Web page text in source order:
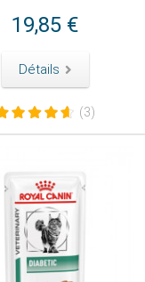
19,85 €
Détails
(3)